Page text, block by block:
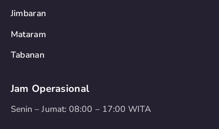
Jimbaran
Mataram
Tabanan
Jam Operasional
Senin – Jumat: 08:00 – 17:00 WITA